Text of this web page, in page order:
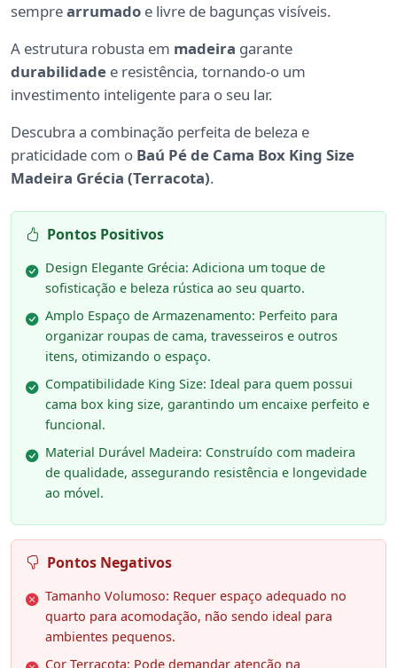
semprearrumado e livre de bagunças visíveis.
A estrutura robusta em madeira garante
durabilidade e resistência, tornando-o um
investimento inteligente para o seu lar.
Descubra a combinação perfeita de beleza e
praticidade com o Baú Pé de Cama Box King Size
Madeira Grécia (Terracota).
Pontos Positivos
Design Elegante Grécia: Adiciona um toque de
sofisticação e beleza rústica ao seu quarto.
Amplo Espaço de Armazenamento: Perfeito para
organizar roupas de cama, travesseiros e outros
itens, otimizando o espaço.
Compatibilidade King Size: Ideal para quem possui
cama box king size, garantindo um encaixe perfeito e
funcional.
Material Durável Madeira: Construído com madeira
de qualidade, assegurando resistência e longevidade
ao móvel.
Pontos Negativos
Tamanho Volumoso: Requer espaço adequado no
quarto para acomodação, não sendo ideal para
ambientes pequenos.
Cor Terracota: Pode demandar atenção na